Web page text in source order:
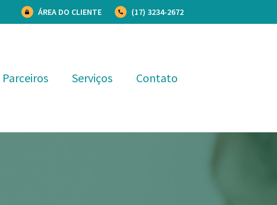
ÁREA DO CLIENTE (17) 3234-2672
Parceiros Serviços Contato